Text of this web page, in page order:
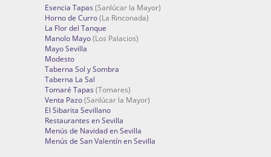
Esencia Tapas (Sanlúcar la Mayor)
Horno de Curro(La Rinconada)
La Flor del Tanque
Manolo Mayo(Los Palacios)
Mayo Sevilla
Modesto
Taberna Sol y Sombra
Taberna La Sal
Tomaré Tapas (Tomares)
Venta Pazo(Sanlúcar la Mayor)
El Sibarita Sevillano
Restaurantes en Sevilla
Menús de Navidad en Sevilla
Menús de San Valentín en Sevilla